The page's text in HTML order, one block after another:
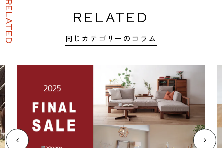
RELATED RELATED
同じカテゴリーのコラム